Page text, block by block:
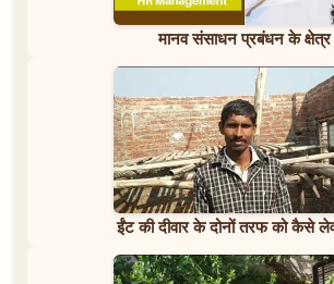
मानव संसाधन प्रबंधन के क्षेत्र
ईंट की दीवार के दोनों तरफ को कैसे